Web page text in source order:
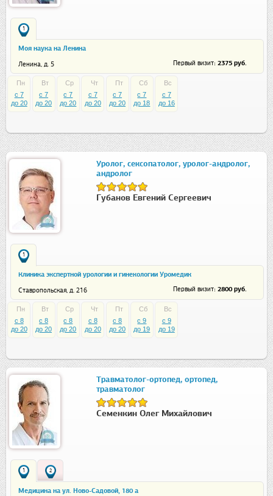
1
Моя наука на Ленина
Ленина, д. 5 Первый визит: 2375 руб.
Пн
c 7
до 20
Вт
c 7
до 20
Ср
c 7
до 20
Чт
c 7
до 20
Пт
c 7
до 20
Сб
c 7
до 18
Вс
c 7
до 16
Уролог, сексопатолог, уролог-андролог,
андролог
Губанов Евгений Сергеевич
1
Клиника экспертной урологии и гинекологии Уромедик
Ставропольская, д. 216 Первый визит: 2800 руб.
Пн
c 8
до 20
Вт
c 8
до 20
Ср
c 8
до 20
Чт
c 8
до 20
Пт
c 8
до 20
Сб
c 9
до 19
Вс
c 9
до 19
Травматолог-ортопед, ортопед,
травматолог
Семенкин Олег Михайлович
1 2
Медицина на ул. Ново-Садовой, 180 а